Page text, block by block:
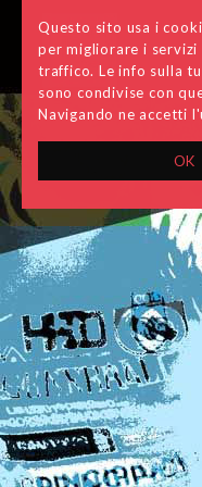
OK
Questo sito usa i
per migliorare i servizi
traffico. Le info sulla
sono condivise con
Navigando ne accetti
sono 14 i team ai